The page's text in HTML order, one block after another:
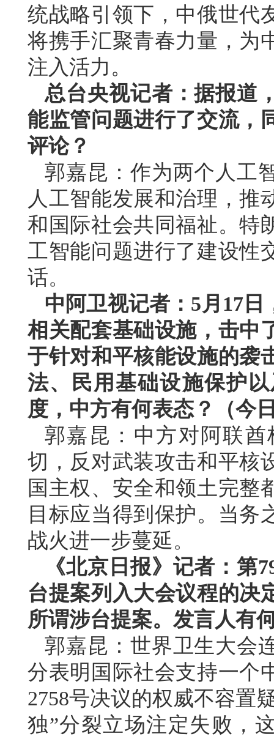
统战略引领下，中俄世代
将携手汇聚青春力量，为
注入活力。
总台央视记者：据报道
能监管问题进行了交流，
评论？
郭嘉昆：作为两个人工
人工智能发展和治理，推
和国际社会共同福祉。特
工智能问题进行了建设性
话。
中阿卫视记者：5月17
相关配套基础设施，击中
于针对和平核能设施的袭
法、民用基础设施保护
度，中方有何表态？（今
郭嘉昆：中方对阿联
切，反对武装攻击和平核
国主权、安全和领土完整
目标应当得到保护。当务
战火进一步蔓延。
《北京日报》记者：第
台提案列入大会议程的决
所谓涉台提案。发言人有
郭嘉昆：世界卫生大会
分表明国际社会支持一个
2758号决议的权威不容置
独”分裂立场注定失败，